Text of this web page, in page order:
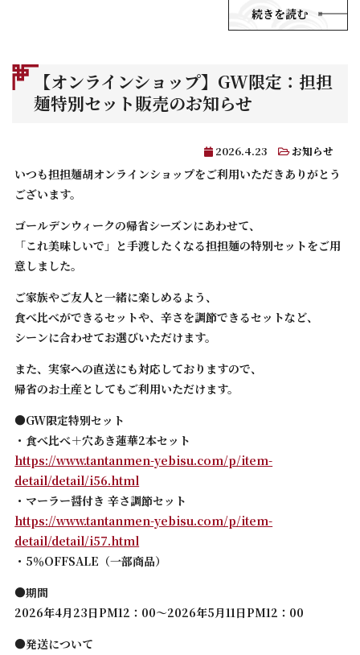
続きを読む
【オンラインショップ】GW限定：担担
麺特別セット販売のお知らせ
2026.4.23 お知らせ
いつも担担麺胡オンラインショップをご利用いただきありがとう
ございます。
ゴールデンウィークの帰省シーズンにあわせて、
「これ美味しいで」と手渡したくなる担担麺の特別セットをご用
意しました。
ご家族やご友人と一緒に楽しめるよう、
食べ比べができるセットや、辛さを調節できるセットなど、
シーンに合わせてお選びいただけます。
また、実家への直送にも対応しておりますので、
帰省のお土産としてもご利用いただけます。
●GW限定特別セット
・食べ比べ＋穴あき蓮華2本セット
https://www.tantanmen-yebisu.com/p/item-
detail/detail/i56.html
・マーラー醤付き 辛さ調節セット
https://www.tantanmen-yebisu.com/p/item-
detail/detail/i57.html
・5％OFFSALE（一部商品）
●期間
2026年4月23日PM12：00〜2026年5月11日PM12：00
●発送について